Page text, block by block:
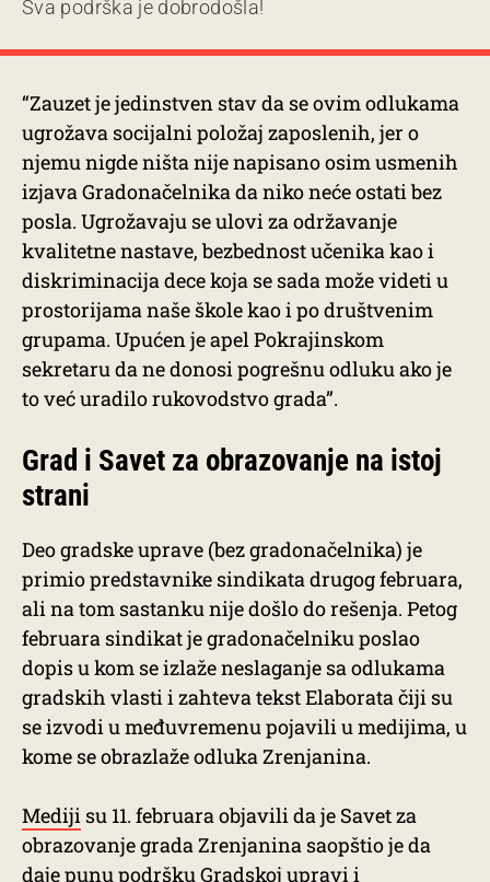
Sva podrška je dobrodošla!
“Zauzet je jedinstven stav da se ovim odlukama
ugrožava socijalni položaj zaposlenih, jer o
njemu nigde ništa nije napisano osim usmenih
izjava Gradonačelnika da niko neće ostati bez
posla. Ugrožavaju se ulovi za održavanje
kvalitetne nastave, bezbednost učenika kao i
diskriminacija dece koja se sada može videti u
prostorijama naše škole kao i po društvenim
grupama. Upućen je apel Pokrajinskom
sekretaru da ne donosi pogrešnu odluku ako je
to već uradilo rukovodstvo grada”.
Grad i Savet za obrazovanje na istoj
strani
Deo gradske uprave (bez gradonačelnika) je
primio predstavnike sindikata drugog februara,
ali na tom sastanku nije došlo do rešenja. Petog
februara sindikat je gradonačelniku poslao
dopis u kom se izlaže neslaganje sa odlukama
gradskih vlasti i zahteva tekst Elaborata čiji su
se izvodi u međuvremenu pojavili u medijima, u
kome se obrazlaže odluka Zrenjanina.
Mediji su 11. februara objavili da je Savet za
obrazovanje grada Zrenjanina saopštio je da
daje punu podršku Gradskoj upravi i